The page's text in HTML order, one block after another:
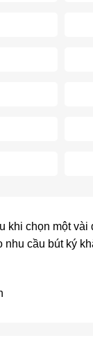
khi chọn một
nhu cầu bút ký